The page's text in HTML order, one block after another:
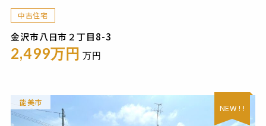
中古住宅
金沢市八日市２丁目8-3
2,499万円 万円
能美市
NEW ! !